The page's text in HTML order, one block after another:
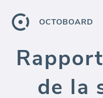
OCTOBOARD
de la